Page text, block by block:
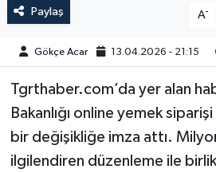
Paylaş A-
Gökçe Acar 13.04.2026 - 21:15
Tgrthaber.com’da yer alan
Bakanlığı online yemek
bir değişikliğe imza attı.
ilgilendiren düzenleme ile